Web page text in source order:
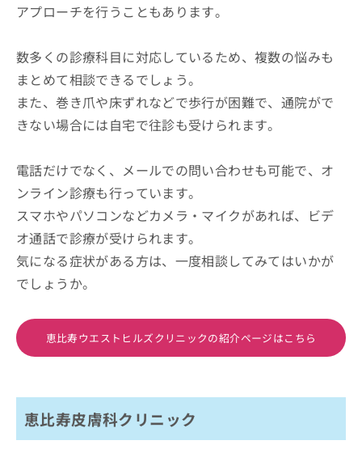
アプローチを行うこともあります。
数多くの診療科目に対応しているため、複数の悩みも
まとめて相談できるでしょう。
また、巻き爪や床ずれなどで歩行が困難で、通院がで
きない場合には自宅で往診も受けられます。
電話だけでなく、メールでの問い合わせも可能で、オ
ンライン診療も行っています。
スマホやパソコンなどカメラ・マイクがあれば、ビデ
オ通話で診療が受けられます。
気になる症状がある方は、一度相談してみてはいかが
でしょうか。
恵比寿ウエストヒルズクリニックの紹介ページはこちら
恵比寿皮膚科クリニック